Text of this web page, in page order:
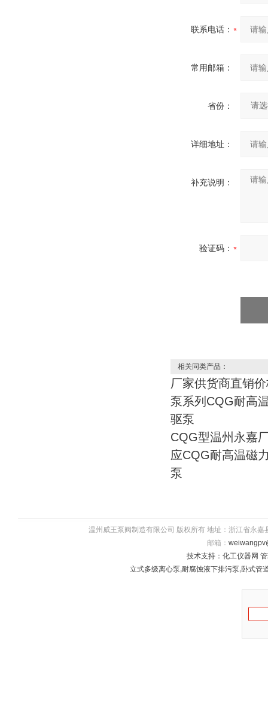
联系电话：
常用邮箱：
省份：
详细地址：
补充说明：
验证码：
相关同类产品：
厂家供货商直销
泵系列CQG耐高
驱泵
CQG型温州永嘉
应CQG耐高温磁
泵
温州威王泵阀制造有限公司 版权所有 地址：浙江省永
邮箱：
技术支持： 化工仪器网
立式多级离心泵,耐腐蚀液下排污泵,卧式管